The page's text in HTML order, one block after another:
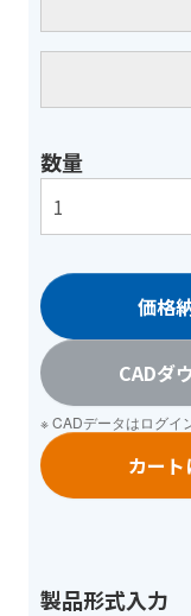
数量
価格
CADダ
※ CADデータはログイ
カート
製品形式入力